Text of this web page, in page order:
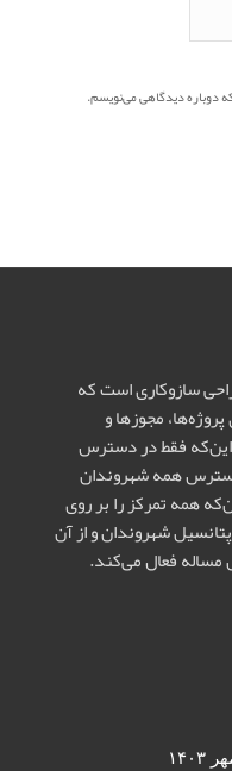
دوباره دیدگاهی می‌نویسم.
سازوکاری است که
مجوزها و
این‌که فقط در دسترس
همه شهروندان
همه تمرکز را بر روی
شهروندان و از آن
مساله فعال می‌کند.